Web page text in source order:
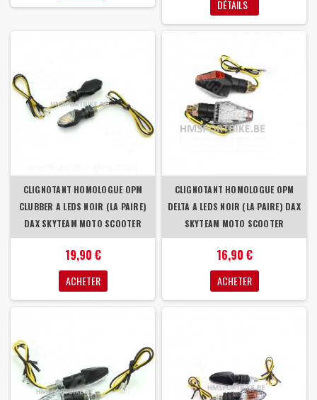
DÉTAILS
CLIGNOTANT HOMOLOGUE OPM
CLUBBER A LEDS NOIR (LA PAIRE)
DAX SKYTEAM MOTO SCOOTER
19,90 €
ACHETER
CLIGNOTANT HOMOLOGUE OPM
DELTA A LEDS NOIR (LA PAIRE) DAX
SKYTEAM MOTO SCOOTER
16,90 €
ACHETER